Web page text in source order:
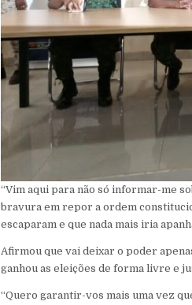
“Vim aqui para não só informar-me
bravura em repor a ordem
escaparam e que nada mais iria
Afirmou que vai deixar o poder
ganhou as eleições de forma livre e
“Quero garantir-vos mais uma vez